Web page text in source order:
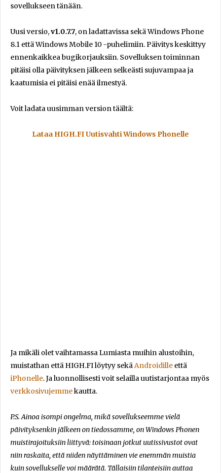
sovellukseen tänään.
Uusi versio,v1.0.7.7, on ladattavissa sekä Windows Phone
8.1 että Windows Mobile 10 -puhelimiin. Päivitys keskittyy
ennenkaikkea bugikorjauksiin. Sovelluksen toiminnan
pitäisi olla päivityksen jälkeen selkeästi sujuvampaa ja
kaatumisia ei pitäisi enää ilmestyä.
Voit ladata uusimman version täältä:
Lataa HIGH.FI Uutisvahti Windows Phonelle
Ja mikäli olet vaihtamassa Lumiasta muihin alustoihin,
muistathan että HIGH.FI löytyy sekäAndroidille että
iPhonelle. Ja luonnollisesti voit selailla uutistarjontaa myös
verkkosivujemmekautta.
P.S. Ainoa isompi ongelma, mikä sovellukseemme vielä
päivityksenkin jälkeen on tiedossamme, on Windows Phonen
muistirajoituksiin liittyvä: toisinaan jotkut uutissivustot ovat
niin raskaita, että niiden näyttäminen vie enemmän muistia
kuin sovellukselle voi määrätä. Tällaisiin tilanteisiin auttaa